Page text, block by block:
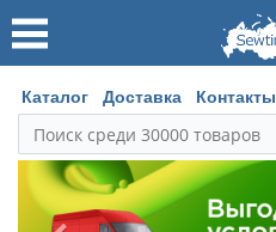
Каталог Доставка Контакты